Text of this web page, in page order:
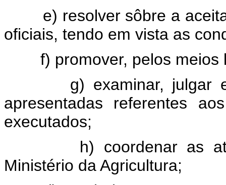
e) resolver sôbre a
oficiais, tendo em vista as
f) promover, pelos
g) examinar, julgar
apresentadas referentes
executados;
h) coordenar as
Ministério da Agricultura;